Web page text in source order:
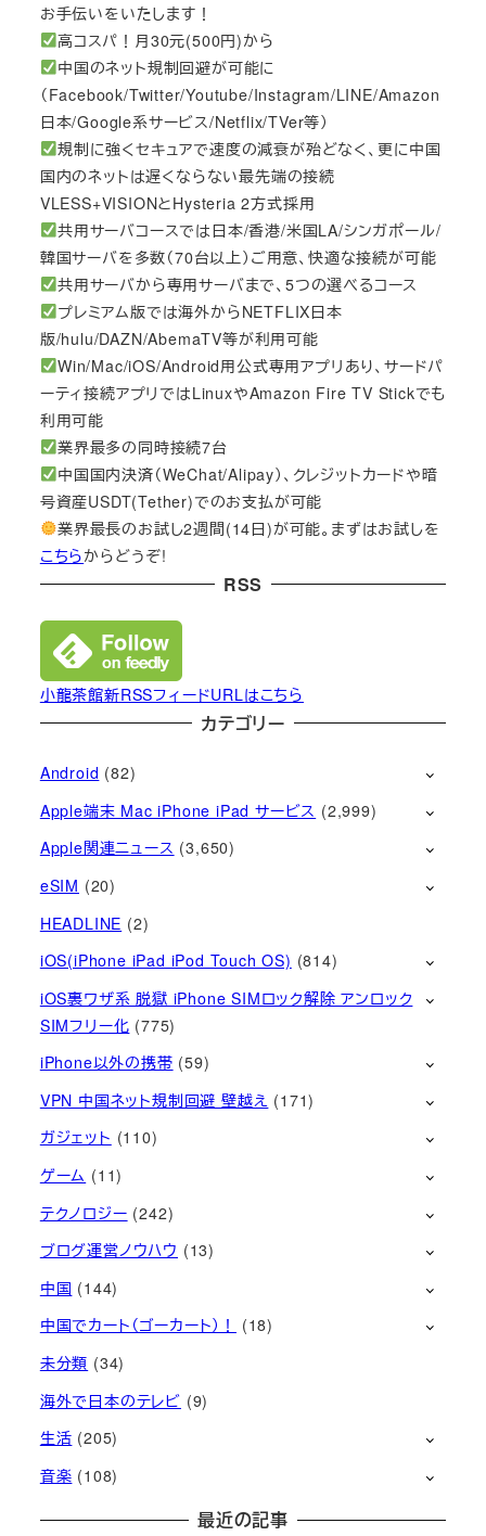
お手伝いをいたします！
高コスパ！月30元(500円)から
中国のネット規制回避が可能に
（Facebook/Twitter/Youtube/Instagram/LINE/Amazon
日本/Google系サービス/Netflix/TVer等）
規制に強くセキュアで速度の減衰が殆どなく、更に中国
国内のネットは遅くならない最先端の接続
VLESS+VISIONとHysteria 2方式採用
共用サーバコースでは日本/香港/米国LA/シンガポール/
韓国サーバを多数（70台以上）ご用意、快適な接続が可能
共用サーバから専用サーバまで、5つの選べるコース
プレミアム版では海外からNETFLIX日本
版/hulu/DAZN/AbemaTV等が利用可能
Win/Mac/iOS/Android用公式専用アプリあり、サードパ
ーティ接続アプリではLinuxやAmazon Fire TV Stickでも
利用可能
業界最多の同時接続7台
中国国内決済（WeChat/Alipay）、クレジットカードや暗
号資産USDT(Tether)でのお支払が可能
業界最長のお試し2週間(14日)が可能。まずはお試しを
こちらからどうぞ!
RSS
小龍茶館新RSSフィードURLはこちら
カテゴリー
Android (82)
Apple端末 Mac iPhone iPad サービス (2,999)
Apple関連ニュース (3,650)
eSIM (20)
HEADLINE (2)
iOS(iPhone iPad iPod Touch OS) (814)
iOS裏ワザ系 脱獄 iPhone SIMロック解除 アンロック
SIMフリー化 (775)
iPhone以外の携帯 (59)
VPN 中国ネット規制回避 壁越え (171)
ガジェット (110)
ゲーム (11)
テクノロジー (242)
ブログ運営ノウハウ (13)
中国 (144)
中国でカート（ゴーカート）！
(18)
未分類 (34)
海外で日本のテレビ (9)
生活 (205)
音楽 (108)
最近の記事